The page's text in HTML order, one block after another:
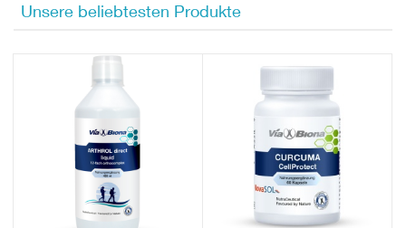
Unsere beliebtesten Produkte